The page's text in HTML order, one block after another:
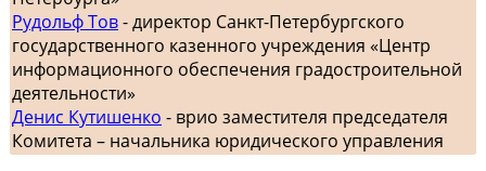
Рудольф Тов- директор Санкт-Петербургского
государственного казенного учреждения «Центр
информационного обеспечения градостроительной
деятельности»
Денис Кутишенко - врио заместителя председателя
Комитета – начальника юридического управления